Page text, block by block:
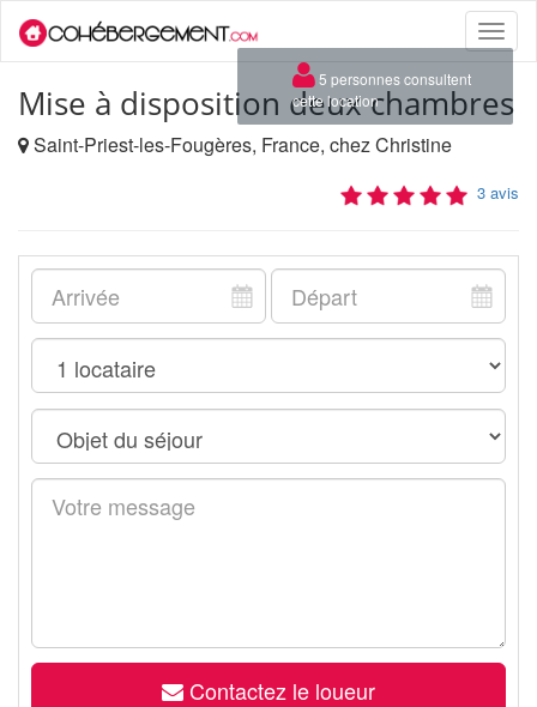
Toggle
Mise à disposition deux chambres
Saint-Priest-les-Fougères, France, chez Christine
3 avis
Contactez le loueur
×
5 personnes consultent
cette location